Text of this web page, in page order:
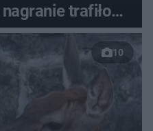
trafiło
10